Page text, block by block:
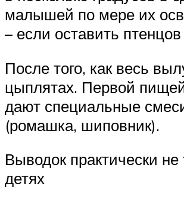
малышей по мере их
– если оставить
После того, как весь
цыплятах. Первой
дают специальные
(ромашка, шиповник).
Выводок практически
детях